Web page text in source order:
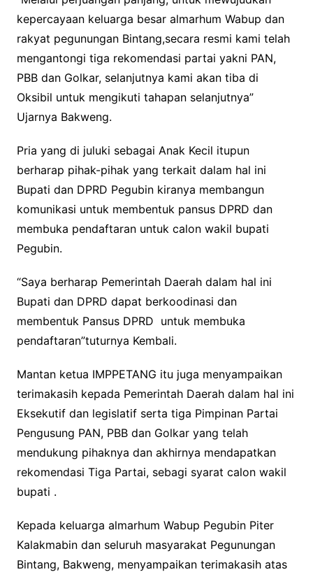
kepercayaan keluarga besar almarhum Wabup dan
rakyat pegunungan Bintang,secara resmi kami telah
mengantongi tiga rekomendasi partai yakni PAN,
PBB dan Golkar, selanjutnya kami akan tiba di
Oksibil untuk mengikuti tahapan selanjutnya”
Ujarnya Bakweng.
Pria yang di juluki sebagai Anak Kecil itupun
berharap pihak-pihak yang terkait dalam hal ini
Bupati dan DPRD Pegubin kiranya membangun
komunikasi untuk membentuk pansus DPRD dan
membuka pendaftaran untuk calon wakil bupati
Pegubin.
“Saya berharap Pemerintah Daerah dalam hal ini
Bupati dan DPRD dapat berkoodinasi dan
membentuk Pansus DPRD untuk membuka
pendaftaran”tuturnya Kembali.
Mantan ketua IMPPETANG itu juga menyampaikan
terimakasih kepada Pemerintah Daerah dalam hal ini
Eksekutif dan legislatif serta tiga Pimpinan Partai
Pengusung PAN, PBB dan Golkar yang telah
mendukung pihaknya dan akhirnya mendapatkan
rekomendasi Tiga Partai, sebagi syarat calon wakil
bupati .
Kepada keluarga almarhum Wabup Pegubin Piter
Kalakmabin dan seluruh masyarakat Pegunungan
Bintang, Bakweng, menyampaikan terimakasih atas